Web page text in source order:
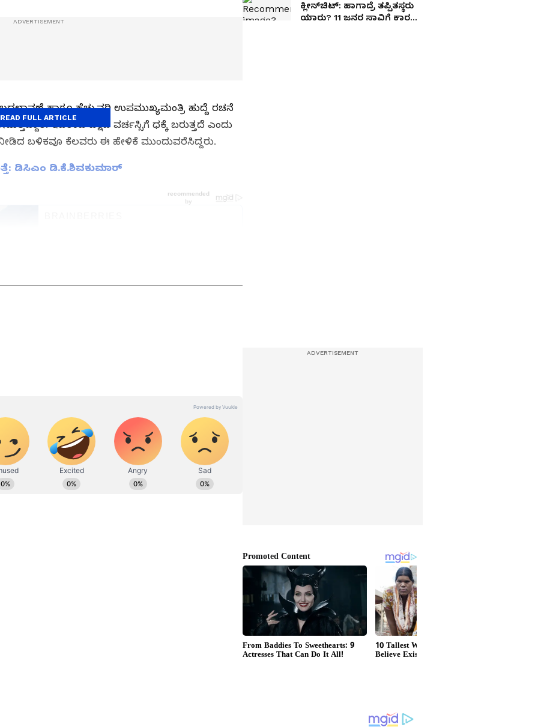
ಬದಲಾವಣೆ ಹಾಗೂ ಹೆಚ್ಚುವರಿ ಉಪಮುಖ್ಯಮಂತ್ರಿ ಹುದ್ದೆ ರಚನೆ
ಇದರಿಂದ ಪಕ್ಷದ ವರ್ಚಸ್ಸಿಗೆ ಧಕ್ಕೆ ಬರುತ್ತದೆ ಎಂದು
ಬಳಿಕವೂ ಕೆಲವರು ಈ ಹೇಳಿಕೆ ಮುಂದುವರೆಸಿದ್ದರು.
ಡಿಸಿಎಂ ಡಿ.ಕೆ.ಶಿವಕುಮಾರ್
ಪ್ರಭಾವಿ ಸಚಿವರು, ಹಿರಿಯ ಶಾಸಕರು ಹೇಳಿಕೆ
ಬದಲು ಎಐಸಿಸಿಯಿಂದಲೇ ನೋಟಿಸ್‌ ನೀಡಲು
ಪದಾಧಿಕಾರಿಗಳು ಮಾಹಿತಿ ತರಿಸಿಕೊಂಡಿದ್ದಾರೆ ಎಂದು
READ FULL ARTICLE
ವಾಣಿಜ್ಯ, ಕ್ರೀಡೆ, ಮನೋರಂಜನೆ ಸೇರಿ ವೈವಿಧ್ಯಮಯ ಸುದ್ದಿಗಳ
ಅಸ್ಮಿತೆಯ ಸಂಕೇತ. ಸದಾ ಕರುನಾಡು, ನುಡಿ, ಸಂಸ್ಕೃತಿ ಪರ ಧ್ವನಿ
ಸುದ್ದಿಗಳು ಸುವರ್ಣ ನ್ಯೂಸ್ ವೆಬ್‌ಸೈಟಲ್ಲೂ ಲಭ್ಯ.
ಕ್ಲೀನ್‌ಚಿಟ್: ಹಾಗಾದ್ರೆ ತಪ್ಪಿತಸ್ಥರು
ಯಾರು? 11 ಜನರ ಸಾವಿಗೆ ಕಾರಣ